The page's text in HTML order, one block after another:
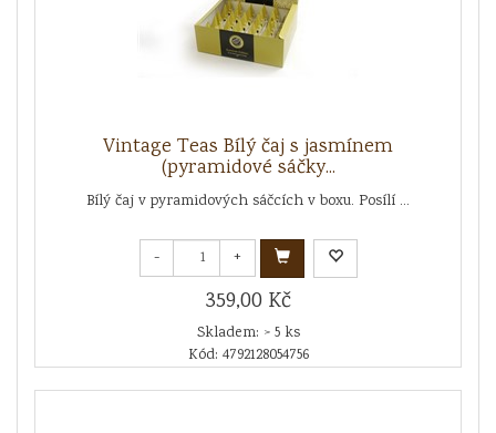
Vintage Teas Bílý čaj s jasmínem
(pyramidové sáčky...
Bílý čaj v pyramidových sáčcích v boxu. Posílí ...
- +
359,00 Kč
Skladem: > 5 ks
Kód: 4792128054756